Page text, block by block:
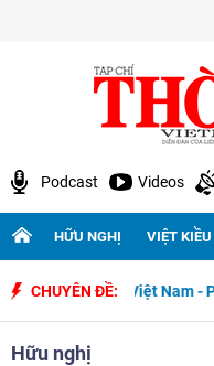
Podcast Videos
HỮU NGHỊ VIỆT KIỀU
CHUYÊN ĐỀ:
giao Việt Nam - Philippines
Hữu nghị